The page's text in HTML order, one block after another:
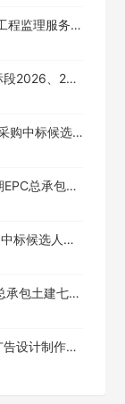
伊春鹿鸣矿业有限公司2026-2028年建设工程监理服务项目中标候选人公示
石家庄市滹沱河生态修复工程PPP项目二标段2026、2027年度水面保洁服务采购中标候选人公示
2026年贵阳地铁三号线项目外委保洁服务采购中标候选人公示
中铁建工郓城站前广场及配套设施工程一期EPC总承包项目保安保洁、餐饮服务招标中标候选人公示
中铁隧道局DZ1161、1162盾构机维修服务中标候选人公示
深圳市城市轨道交通22号线一期工程施工总承包土建七工区项目经理部盾构钢套筒租赁及拆运装服务中标公示
新疆准东东部矿区物流园EPC项目经理部广告设计制作安装服务公开招标采购中标候选人公示